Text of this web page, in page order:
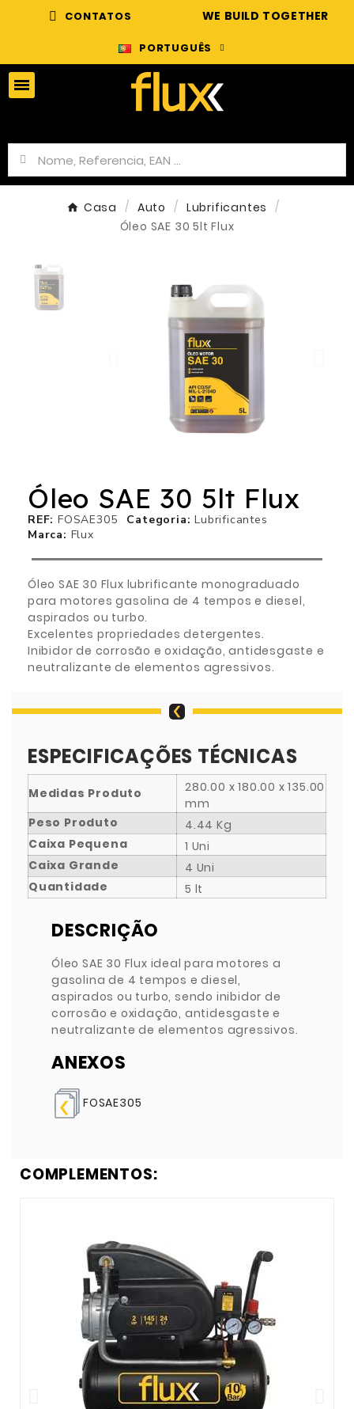
CONTATOS WE BUILD TOGETHER
PORTUGUÊS
Casa Auto
Lubrificantes
Óleo SAE 30 5lt Flux
Óleo SAE 30 5lt Flux
REF FOSAE305 Categoria Lubrificantes
Marca
Flux
Óleo SAE 30 Flux lubrificante monograduado
para motores gasolina de 4 tempos e diesel,
aspirados ou turbo.
Excelentes propriedades detergentes.
Inibidor de corrosão e oxidação, antidesgaste e
neutralizante de elementos agressivos.
ESPECIFICAÇÕES TÉCNICAS
Medidas Produto
280.00 x 180.00 x 135.00
mm
Peso Produto
4.44 Kg
Caixa Pequena
1 Uni
Caixa Grande
4 Uni
Quantidade
5 lt
DESCRIÇÃO
Óleo SAE 30 Flux ideal para motores a
gasolina de 4 tempos e diesel,
aspirados ou turbo, sendo inibidor de
corrosão e oxidação, antidesgaste e
neutralizante de elementos agressivos.
ANEXOS
FOSAE305
COMPLEMENTOS: